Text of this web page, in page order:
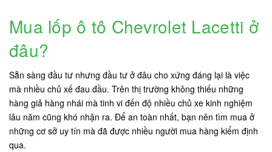
Mua lốp ô tô Chevrolet Lacetti ở
đâu?
Sẵn sàng đầu tư nhưng đầu tư ở đâu cho xứng đáng lại là việc
mà nhiều chủ xế đau đầu. Trên thị trường không thiếu những
hàng giả hàng nhái mà tinh vi đến độ nhiều chủ xe kinh nghiệm
lâu năm cũng khó nhận ra. Để an toàn nhất, bạn nên tìm mua ở
những cơ sở uy tín mà đã được nhiều người mua hàng kiểm định
qua.